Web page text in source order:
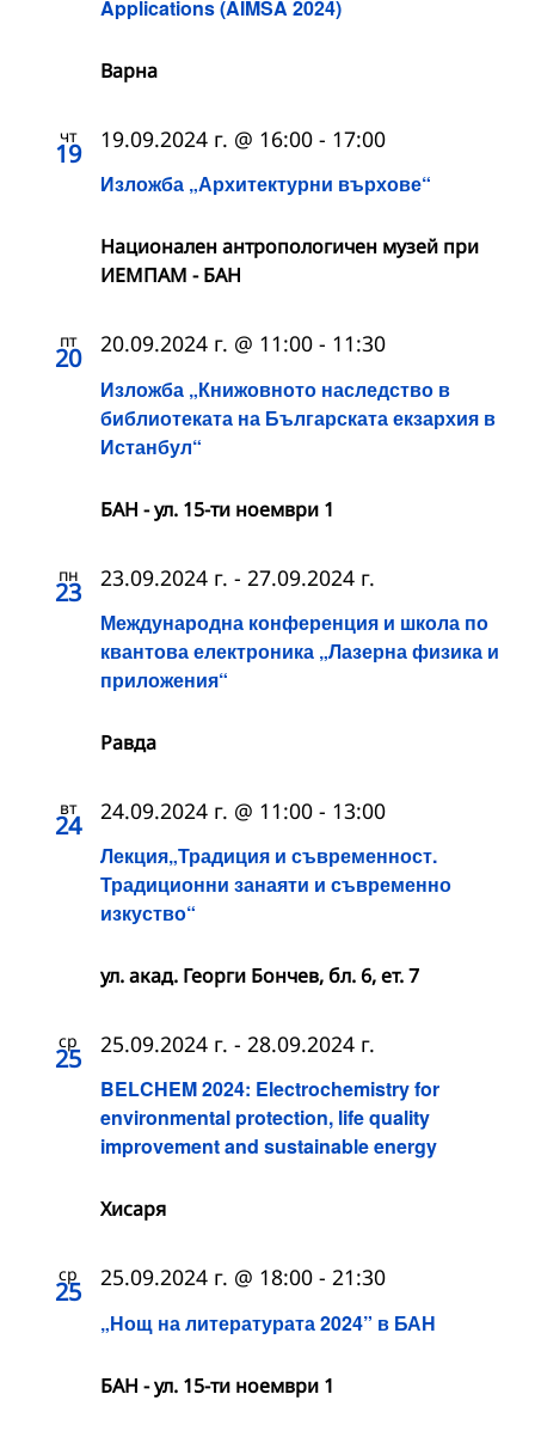
Applications (AIMSA 2024)
Варна
чт
19
Изложба „Архитектурни върхове“
19.09.2024 г. @ 16:00 - 17:00
Национален антропологичен музей при
ИЕМПАМ - БАН
пт
20
Изложба „Книжовното наследство в
библиотеката на Българската екзархия в
Истанбул“
20.09.2024 г. @ 11:00 - 11:30
БАН - ул. 15-ти ноември 1
пн
23
Международна конференция и школа по
квантова електроника „Лазерна физика и
приложения“
23.09.2024 г. - 27.09.2024 г.
Равда
вт
24
Лекция„Традиция и съвременност.
Традиционни занаяти и съвременно
изкуство“
24.09.2024 г. @ 11:00 - 13:00
ул. акад. Георги Бончев, бл. 6, ет. 7
ср
25
BELCHEM 2024: Electrochemistry for
environmental protection, life quality
improvement and sustainable energy
25.09.2024 г. - 28.09.2024 г.
Хисаря
ср
25
„Нощ на литературата 2024” в БАН
25.09.2024 г. @ 18:00 - 21:30
БАН - ул. 15-ти ноември 1